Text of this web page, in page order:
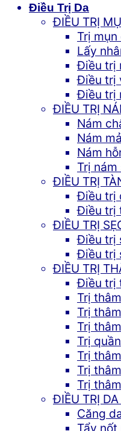
Điều Trị Da
ĐIỀU TRỊ
Trị
Lấy
Điều trị
Điều trị
Điều trị
ĐIỀU TRỊ
Nám
Nám
Nám
Trị nám
ĐIỀU TRỊ
Điều trị
Điều trị
ĐIỀU TRỊ
Điều trị
Điều trị
ĐIỀU TRỊ
Điều trị
Trị
Trị
Trị
Trị
Trị
Trị
Trị
ĐIỀU TRỊ
Căng
Tẩy nốt